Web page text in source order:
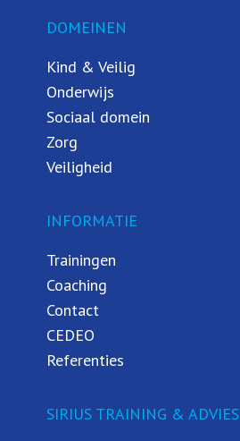
DOMEINEN
Kind & Veilig
Onderwijs
Sociaal domein
Zorg
Veiligheid
INFORMATIE
Trainingen
Coaching
Contact
CEDEO
Referenties
SIRIUS TRAINING & ADVIES